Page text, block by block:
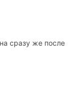
сразу же после